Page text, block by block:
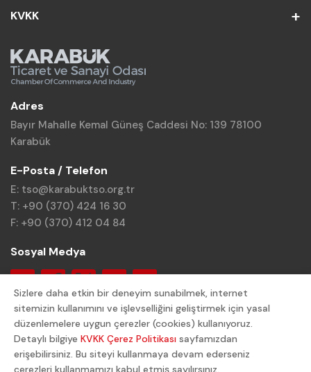
KVKK
Adres
Bayır Mahalle Kemal Güneş Caddesi No: 139 78100
Karabük
E-Posta / Telefon
E: tso@karabuktso.org.tr
T: +90 (370) 424 16 30
F: +90 (370) 412 04 84
Sosyal Medya
© 2024 Karabük TSO. Tüm Hakları Saklıdır.
Sizlere daha etkin bir deneyim sunabilmek, internet
sitemizin kullanımını ve işlevselliğini geliştirmek için yasal
düzenlemelere uygun çerezler (cookies) kullanıyoruz.
Detaylı bilgiye KVKK Çerez Politikası sayfamızdan
erişebilirsiniz. Bu siteyi kullanmaya devam ederseniz
çerezleri kullanmamızı kabul etmiş sayılırsınız.